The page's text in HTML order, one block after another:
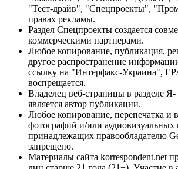
"Тест-драйв", "Спецпроекты",
правах рекламы.
Раздел Спецпроекты создается
коммерческими партнерами.
Любое копирование, публикация,
другое распространение
ссылку на "Интерфакс-Украина",
воспрещается.
Владелец веб-страницы в разделе
является автор публикации.
Любое копирование, перепечатка и
фотографий и/или аудиовизуальных
принадлежащих правообладателю
запрещено.
Материалы сайта korrespondent.net